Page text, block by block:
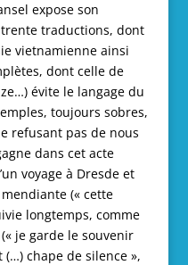
expose son
traductions, dont
vietnamienne ainsi
dont celle de
évite le langage du
toujours sobres,
refusant pas de nous
dans cet acte
voyage à Dresde et
(« cette
longtemps, comme
je garde le souvenir
chape de silence »,